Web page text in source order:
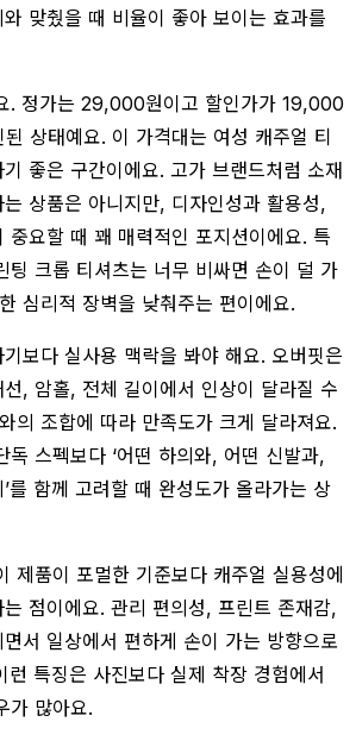
맞췄을 때 비율이 좋아 보이는 효과를
. 정가는 29,000원이고 할인가가 19,000
상태예요. 이 가격대는 여성 캐주얼 티
좋은 구간이에요. 고가 브랜드처럼 소재
상품은 아니지만, 디자인성과 활용성,
중요할 때 꽤 매력적인 포지션이에요. 특
팅 크롭 티셔츠는 너무 비싸면 손이 덜 가
심리적 장벽을 낮춰주는 편이에요.
보다 실사용 맥락을 봐야 해요. 오버핏은
, 암홀, 전체 길이에서 인상이 달라질 수
의 조합에 따라 만족도가 크게 달라져요.
독 스펙보다 ‘어떤 하의와, 어떤 신발과,
를 함께 고려할 때 완성도가 올라가는 상
제품이 포멀한 기준보다 캐주얼 실용성에
점이에요. 관리 편의성, 프린트 존재감,
서 일상에서 편하게 손이 가는 방향으로
런 특징은 사진보다 실제 착장 경험에서
가 많아요.